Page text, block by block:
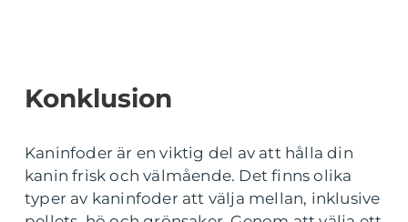
Konklusion
Kaninfoder är en viktig del av att hålla din
kanin frisk och välmående. Det finns olika
typer av kaninfoder att välja mellan, inklusive